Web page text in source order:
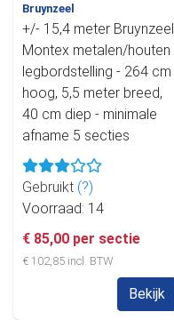
Bruynzeel
+/- 15,4 meter Bruynzeel
Montex metalen/houten
legbordstelling - 264 cm
hoog, 5,5 meter breed,
40 cm diep - minimale
afname 5 secties
Gebruikt (?)
Voorraad: 14
€ 85,00 per sectie
€ 102,85 incl. BTW
Bekijk